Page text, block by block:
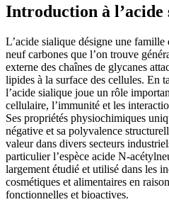
Introduction à l’acide
L’acide sialique désigne une famille
neuf carbones que l’on trouve
externe des chaînes de glycanes
lipides à la surface des cellules. En
l’acide sialique joue un rôle
cellulaire, l’immunité et les
Ses propriétés physiochimiques
négative et sa polyvalence
valeur dans divers secteurs
particulier l’espèce acide N-
largement étudié et utilisé dans les
cosmétiques et alimentaires en
fonctionnelles et bioactives.